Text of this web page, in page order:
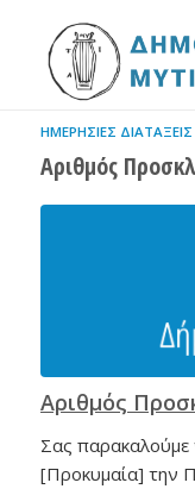
ΗΜΕΡΉΣΙΕΣ ΔΙΑΤΆΞΕΙΣ
Αριθμός
Αριθμός
Σας παρακαλούμε
[Προκυμαία] την